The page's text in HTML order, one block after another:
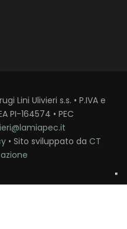
Lini Ulivieri s.s. • P.IVA e
PI-164574 • PEC
• Sito sviluppato da CT